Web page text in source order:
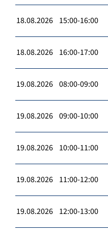
18.08.2026 15:00-16:00
18.08.2026 16:00-17:00
19.08.2026 08:00-09:00
19.08.2026 09:00-10:00
19.08.2026 10:00-11:00
19.08.2026 11:00-12:00
19.08.2026 12:00-13:00